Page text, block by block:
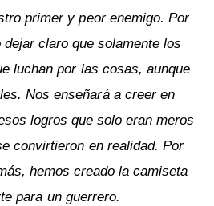
primer y peor enemigo. Por
claro que solamente los
luchan por las cosas, aunque
Nos enseñará a creer en
logros que solo eran meros
convirtieron en realidad. Por
hemos creado la camiseta
para un guerrero.